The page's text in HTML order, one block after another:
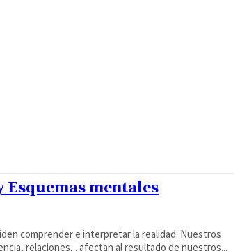
Esquemas mentales
comprender e interpretar la realidad. Nuestros
relaciones,.. afectan al resultado de nuestros...